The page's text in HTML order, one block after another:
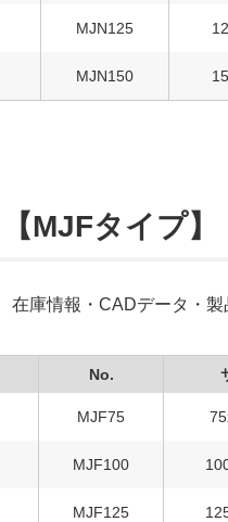
MJN125
MJN150
MJFタイプ】
在庫情報・CADデータ・
No.
MJF75
MJF100
MJF125